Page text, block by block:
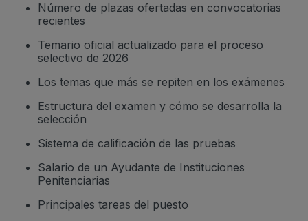
Número de plazas ofertadas en convocatorias
recientes
Temario oficial actualizado para el proceso
selectivo de 2026
Los temas que más se repiten en los exámenes
Estructura del examen y cómo se desarrolla la
selección
Sistema de calificación de las pruebas
Salario de un Ayudante de Instituciones
Penitenciarias
Principales tareas del puesto